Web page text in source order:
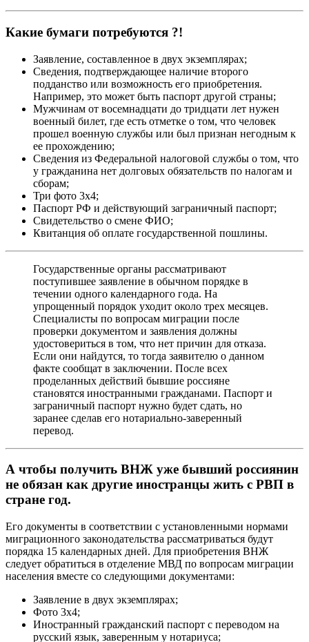
Какие бумаги потребуются ?!
Заявление, составленное в двух экземплярах;
Сведения, подтверждающее наличие второго
подданство или возможность его приобретения.
Например, это может быть паспорт другой страны;
Мужчинам от восемнадцати до тридцати лет нужен
военный билет, где есть отметке о том, что человек
прошел военную службы или был признан негодным к
ее прохождению;
Сведения из Федеральной налоговой службы о том, что
у гражданина нет долговых обязательств по налогам и
сборам;
Три фото 3х4;
Паспорт РФ и действующий заграничный паспорт;
Свидетельство о смене ФИО;
Квитанция об оплате государственной пошлины.
Государственные органы рассматривают
поступившее заявление в обычном порядке в
течении одного календарного года. На
упрощенный порядок уходит около трех месяцев.
Специалисты по вопросам миграции после
проверки документом и заявления должны
удостовериться в том, что нет причин для отказа.
Если они найдутся, то тогда заявителю о данном
факте сообщат в заключении. После всех
проделанных действий бывшие россияне
становятся иностранными гражданами. Паспорт и
заграничный паспорт нужно будет сдать, но
заранее сделав его нотариально-заверенный
перевод.
А чтобы получить ВНЖ уже бывший россиянин
не обязан как другие иностранцы жить с РВП в
стране год.
Его документы в соответствии с установленными нормами
миграционного законодательства рассматриваться будут
порядка 15 календарных дней. Для приобретения ВНЖ
следует обратиться в отделение МВД по вопросам миграции
населения вместе со следующими документами:
Заявление в двух экземплярах;
Фото 3х4;
Иностранный гражданский паспорт с переводом на
русский язык, заверенным у нотариуса;